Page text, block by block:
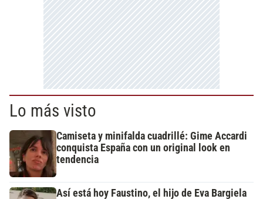
Lo más visto
Camiseta y minifalda cuadrillé: Gime Accardi
conquista España con un original look en
tendencia
Así está hoy Faustino, el hijo de Eva Bargiela